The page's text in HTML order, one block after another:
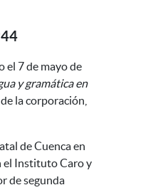
el 7 de mayo de
y gramática en
la corporación,
de Cuenca en
el Instituto Caro y
de segunda